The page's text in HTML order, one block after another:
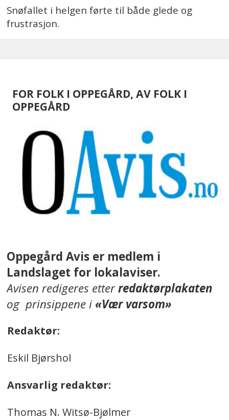
Snøfallet i helgen førte til både glede og
frustrasjon.
FOR FOLK I OPPEGÅRD, AV FOLK I
OPPEGÅRD
Oppegård Avis er medlem i
Landslaget for lokalaviser.
Avisen redigeres etterredaktørplakaten
og prinsippene i«Vær varsom»
Redaktør:
Eskil Bjørshol
Ansvarlig redaktør:
Thomas N. Witsø-Bjølmer